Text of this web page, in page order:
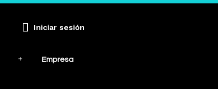
Iniciar sesión
Empresa